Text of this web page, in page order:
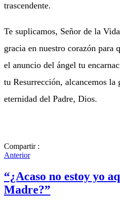
trascendente.
Te suplicamos, Señor de la
gracia en nuestro corazón para
el anuncio del ángel tu
tu Resurrección, alcancemos la
eternidad del Padre, Dios.
Compartir :
Anterior
“¿Acaso no estoy yo
Madre?”